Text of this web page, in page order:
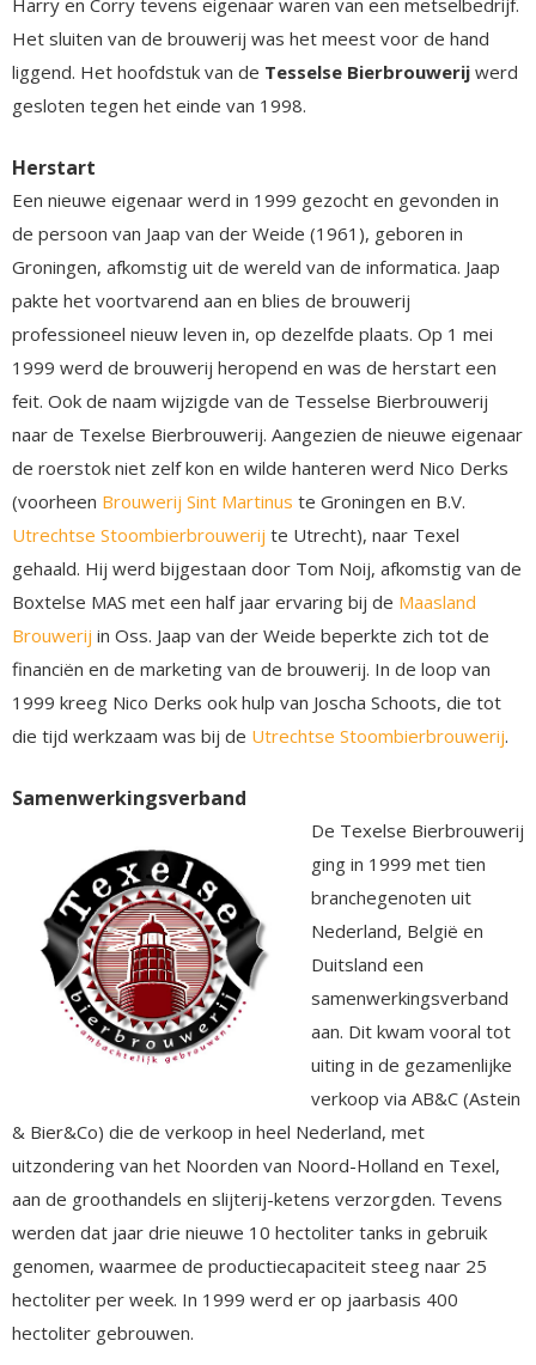
Het sluiten van de brouwerij was het meest voor de hand
liggend. Het hoofdstuk van de Tesselse Bierbrouwerij werd
gesloten tegen het einde van 1998.
Herstart
Een nieuwe eigenaar werd in 1999 gezocht en gevonden in
de persoon van Jaap van der Weide (1961), geboren in
Groningen, afkomstig uit de wereld van de informatica. Jaap
pakte het voortvarend aan en blies de brouwerij
professioneel nieuw leven in, op dezelfde plaats. Op 1 mei
1999 werd de brouwerij heropend en was de herstart een
feit. Ook de naam wijzigde van de Tesselse Bierbrouwerij
naar de Texelse Bierbrouwerij. Aangezien de nieuwe eigenaar
de roerstok niet zelf kon en wilde hanteren werd Nico Derks
(voorheen Brouwerij Sint Martinus te Groningen en B.V.
Utrechtse Stoombierbrouwerij te Utrecht), naar Texel
gehaald. Hij werd bijgestaan door Tom Noij, afkomstig van de
Boxtelse MAS met een half jaar ervaring bij de Maasland
Brouwerij in Oss. Jaap van der Weide beperkte zich tot de
financiën en de marketing van de brouwerij. In de loop van
1999 kreeg Nico Derks ook hulp van Joscha Schoots, die tot
die tijd werkzaam was bij de Utrechtse Stoombierbrouwerij.
Samenwerkingsverband
De Texelse Bierbrouwerij
ging in 1999 met tien
branchegenoten uit
Nederland, België en
Duitsland een
samenwerkingsverband
aan. Dit kwam vooral tot
uiting in de gezamenlijke
verkoop via AB&C (Astein
& Bier&Co) die de verkoop in heel Nederland, met
uitzondering van het Noorden van Noord-Holland en Texel,
aan de groothandels en slijterij-ketens verzorgden. Tevens
werden dat jaar drie nieuwe 10 hectoliter tanks in gebruik
genomen, waarmee de productiecapaciteit steeg naar 25
hectoliter per week. In 1999 werd er op jaarbasis 400
hectoliter gebrouwen.